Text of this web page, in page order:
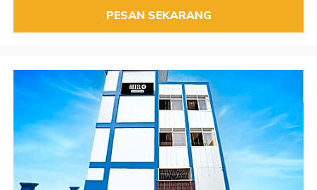
PESAN SEKARANG